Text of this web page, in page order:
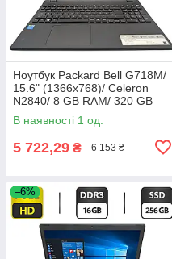
Ноутбук Packard Bell G718M/
15.6" (1366x768)/ Celeron
N2840/ 8 GB RAM/ 320 GB
HDD/ HD
В наявності 1 од.
5 722,29 ₴ 6 153 ₴
–6%